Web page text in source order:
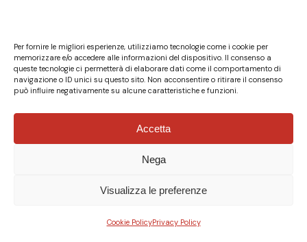
Per fornire le migliori esperienze, utilizziamo tecnologie come i cookie per
memorizzare e/o accedere alle informazioni del dispositivo. Il consenso a
queste tecnologie ci permetterà di elaborare dati come il comportamento di
navigazione o ID unici su questo sito. Non acconsentire o ritirare il consenso
può influire negativamente su alcune caratteristiche e funzioni.
Accetta
Nega
Visualizza le preferenze
Cookie PolicyPrivacy Policy
Privacy Policy |Cookie Policy
instagram
xing